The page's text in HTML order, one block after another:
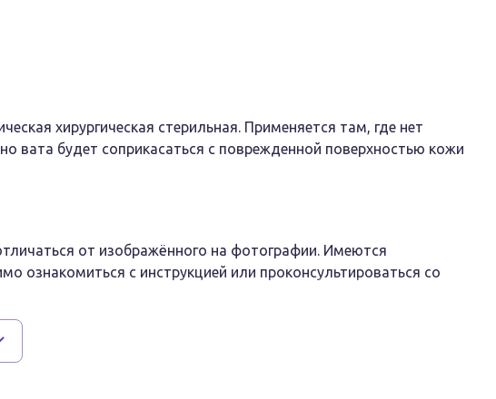
хирургическая стерильная. Применяется там, где нет
вата будет соприкасаться с поврежденной поверхностью кожи
от изображённого на фотографии. Имеются
ознакомиться с инструкцией или проконсультироваться со